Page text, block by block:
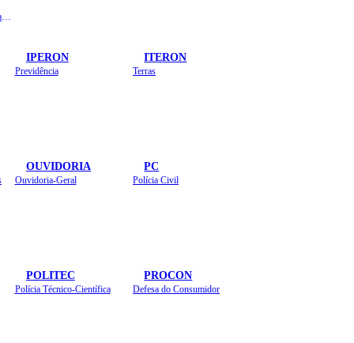
IPERON
Previdência
ITERON
Terras
OUVIDORIA
Ouvidoria-Geral
PC
Polícia Civil
POLITEC
Polícia Técnico-Científica
PROCON
Defesa do Consumidor